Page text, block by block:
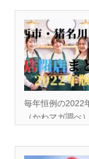
毎年恒例の2022
（かわマガ調べ